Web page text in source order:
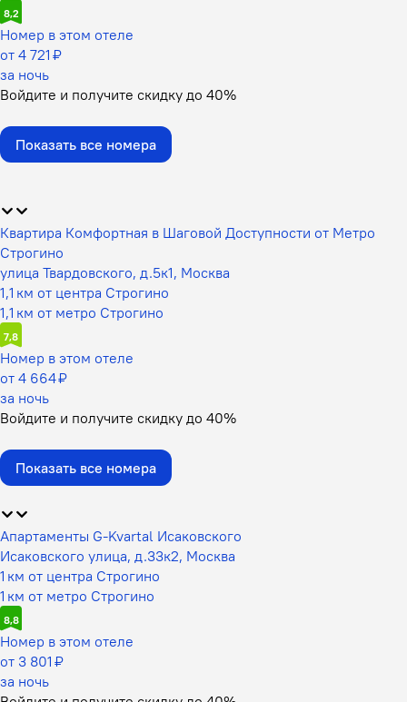
8,2
Номер в этом отеле
от 4 721 ₽
за ночь
Войдите и получите скидку до 40%
Показать все номера
Квартира Комфортная в Шаговой Доступности от Метро
Строгино
улица Твардовского, д.5к1, Москва
1,1 км от центра Строгино
1,1 км от метро Строгино
7,8
Номер в этом отеле
от 4 664 ₽
за ночь
Войдите и получите скидку до 40%
Показать все номера
Апартаменты G-Kvartal Исаковского
Исаковского улица, д.33к2, Москва
1 км от центра Строгино
1 км от метро Строгино
8,8
Номер в этом отеле
от 3 801 ₽
за ночь